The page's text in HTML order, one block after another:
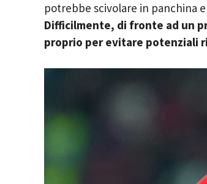
potrebbe scivolare in panchina
Difficilmente, di fronte ad un
proprio per evitare potenziali